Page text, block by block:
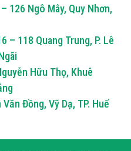
126 Ngô Mây, Quy Nhơn,
– 118 Quang Trung, P. Lê
Hữu Thọ, Khuê
Văn Đồng, Vỹ Dạ, TP. Huế